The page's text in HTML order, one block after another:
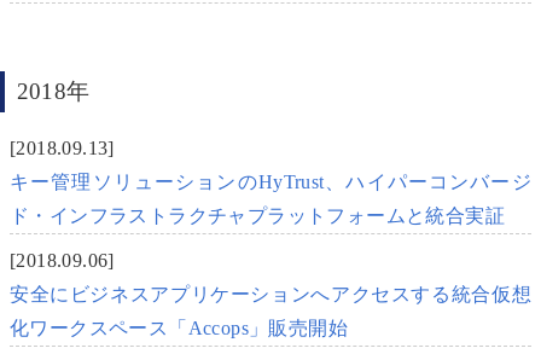
2018年
[2018.09.13]
キー管理ソリューションのHyTrust、ハイパーコンバージ
ド・インフラストラクチャプラットフォームと統合実証
[2018.09.06]
安全にビジネスアプリケーションへアクセスする統合仮想
化ワークスペース「Accops」販売開始